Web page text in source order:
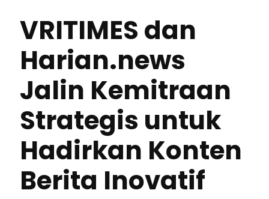
VRITIMES dan
Harian.news
Jalin Kemitraan
Strategis untuk
Hadirkan Konten
Berita Inovatif